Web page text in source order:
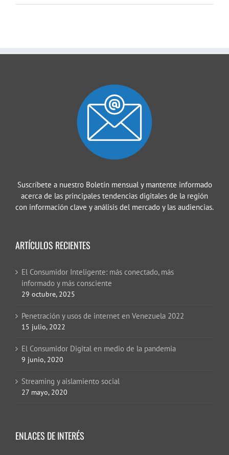
Suscríbete a nuestro Boletín mensual y mantente informado
acerca de las principales tendencias digitales de la región
con información clave y análisis del mercado y las audiencias.
ARTÍCULOS RECIENTES
El Consumidor Inteligente: más conectado, más
informado y más consciente
29 octubre, 2025
Penetración y usos de internet en Venezuela 2022
15 julio, 2022
El Consumidor Digital en medio de la pandemia
9 junio, 2020
Streaming y aislamiento social
27 mayo, 2020
ENLACES DE INTERÉS